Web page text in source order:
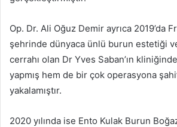
Op. Dr. Ali Oğuz Demir ayrıca 2019’da
şehrinde dünyaca ünlü burun estetiği
cerrahı olan Dr Yves Saban’ın
yapmış hem de bir çok operasyona
yakalamıştır.
2020 yılında ise Ento Kulak Burun